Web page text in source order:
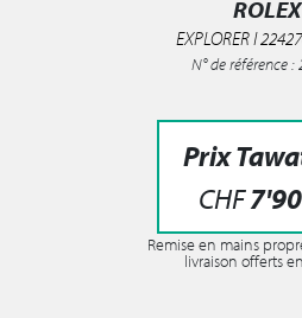
ROLEX
EXPLORER I
N° de référence :
Prix
CHF
Remise en mains
livraison offerts